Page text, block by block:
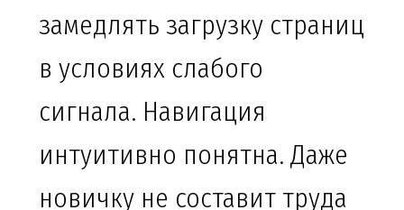
замедлять загрузку страниц
в условиях слабого
сигнала. Навигация
интуитивно понятна. Даже
новичку не составит труда